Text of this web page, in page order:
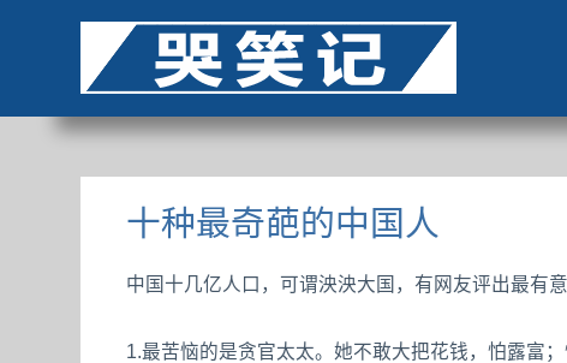
十种最奇葩的中国人
中国十几亿人口，可谓泱泱大国，有网友评出最有
1.最苦恼的是贪官太太。她不敢大把花钱，怕露富